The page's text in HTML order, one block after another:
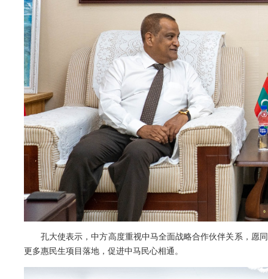
孔大使表示，中方高度重视中马全面战略合作伙伴关系，愿
更多惠民生项目落地，促进中马民心相通。